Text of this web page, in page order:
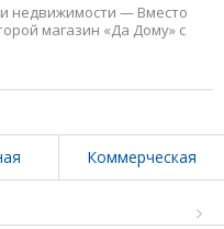
недвижимости — Вместо
магазин «Да Дому» с
Коммерческая